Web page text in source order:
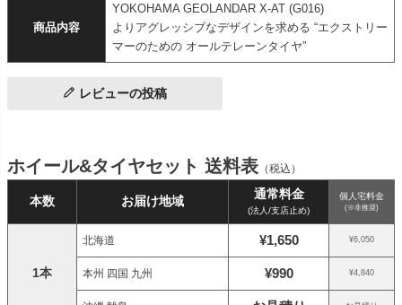
商品内容
YOKOHAMA GEOLANDAR X-AT (G016)
よりアグレッシブなデザインを求める “エクストリー
マーのための オールテレーンタイヤ”
レビューの投稿
ホイール&タイヤセット 送料表 （税込）
本数 お届け地域 通常料金
(法人/支店止め)
個人宅料金
(※非推奨)
1本
北海道 ¥1,650 ¥6,050
本州 四国 九州 ¥990 ¥4,840